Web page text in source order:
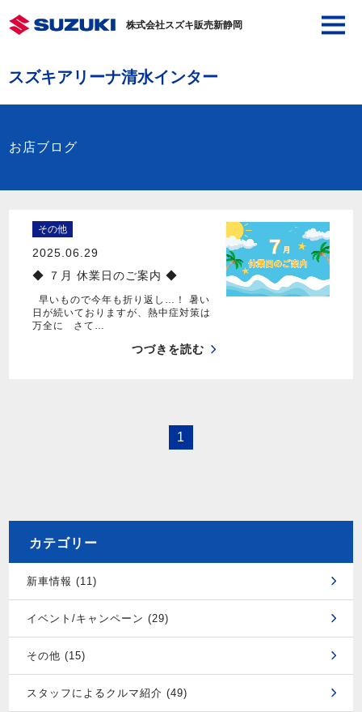
株式会社スズキ販売新静岡
スズキアリーナ清水インター
お店ブログ
その他
2025.06.29
◆ ７月 休業日のご案内 ◆
早いもので今年も折り返し…！ 暑い
日が続いておりますが、熱中症対策は
万全に さて…
つづきを読む
1
カテゴリー
新車情報 (11)
イベント/キャンペーン (29)
その他 (15)
スタッフによるクルマ紹介 (49)